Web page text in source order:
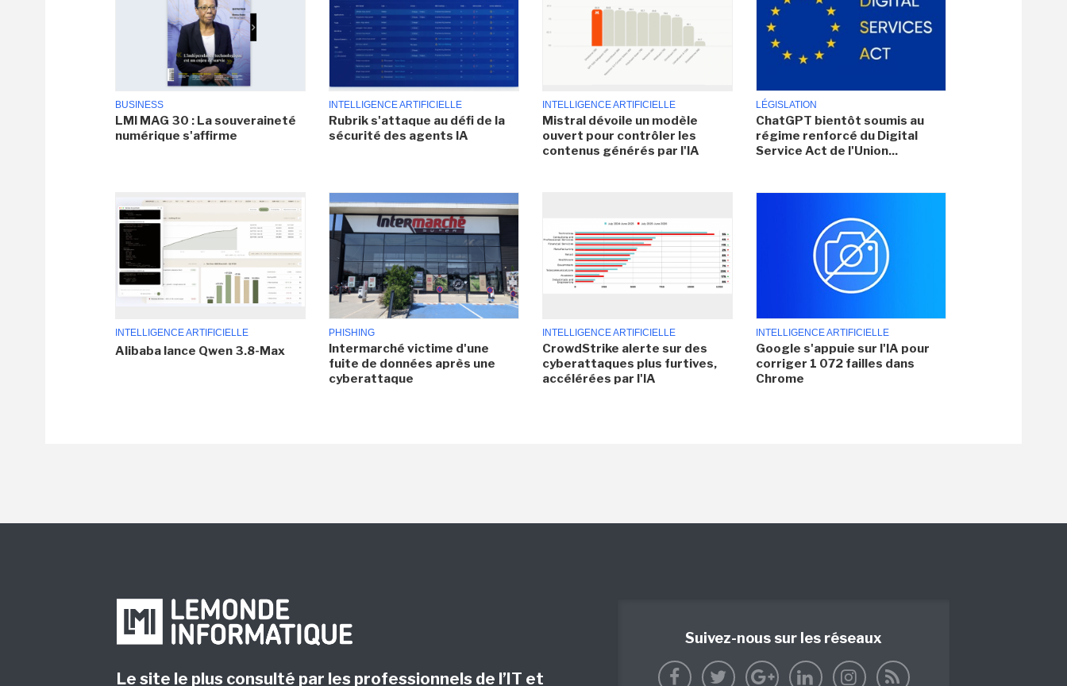
BUSINESS
LMI MAG 30 : La souveraineté
numérique s'affirme
INTELLIGENCE ARTIFICIELLE
Rubrik s'attaque au défi de la
sécurité des agents IA
INTELLIGENCE ARTIFICIELLE
Mistral dévoile un modèle
ouvert pour contrôler les
contenus générés par l'IA
LÉGISLATION
ChatGPT bientôt soumis au
régime renforcé du Digital
Service Act de l'Union...
INTELLIGENCE ARTIFICIELLE
Alibaba lance Qwen 3.8-Max
PHISHING
Intermarché victime d'une
fuite de données après une
cyberattaque
INTELLIGENCE ARTIFICIELLE
CrowdStrike alerte sur des
cyberattaques plus furtives,
accélérées par l'IA
INTELLIGENCE ARTIFICIELLE
Google s'appuie sur l'IA pour
corriger 1 072 failles dans
Chrome
Le site le plus consulté par les professionnels de l’IT et
Suivez-nous sur les réseaux